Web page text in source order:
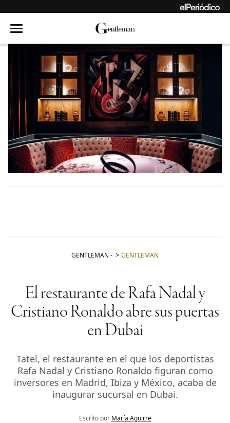
GENTLEMAN - GENTLEMAN
El restaurante de Rafa Nadal y
Cristiano Ronaldo abre sus puertas
en Dubai
Tatel, el restaurante en el que los deportistas
Rafa Nadal y Cristiano Ronaldo figuran como
inversores en Madrid, Ibiza y México, acaba de
inaugurar sucursal en Dubai.
Escrito por María Aguirre